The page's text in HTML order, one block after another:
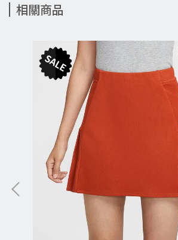
相關商品